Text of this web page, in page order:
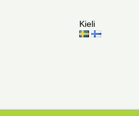
Kieli